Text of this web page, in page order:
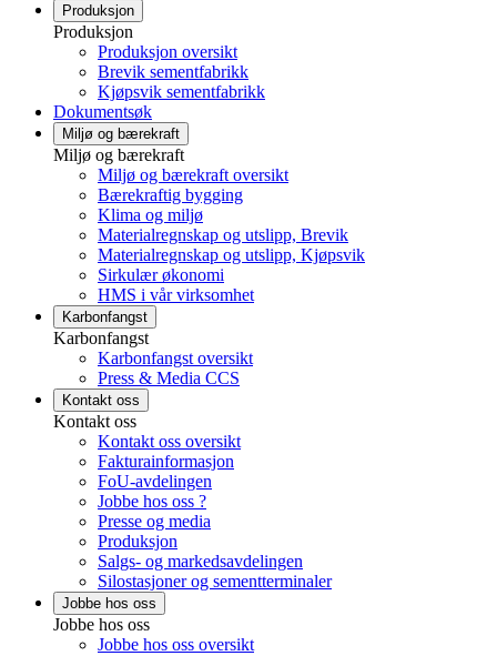
Produksjon
Produksjon
Produksjon oversikt
Brevik sementfabrikk
Kjøpsvik sementfabrikk
Dokumentsøk
Miljø og bærekraft
Miljø og bærekraft
Miljø og bærekraft oversikt
Bærekraftig bygging
Klima og miljø
Materialregnskap og utslipp, Brevik
Materialregnskap og utslipp, Kjøpsvik
Sirkulær økonomi
HMS i vår virksomhet
Karbonfangst
Karbonfangst
Karbonfangst oversikt
Press & Media CCS
Kontakt oss
Kontakt oss
Kontakt oss oversikt
Fakturainformasjon
FoU-avdelingen
Jobbe hos oss ?
Presse og media
Produksjon
Salgs- og markedsavdelingen
Silostasjoner og sementterminaler
Jobbe hos oss
Jobbe hos oss
Jobbe hos oss oversikt